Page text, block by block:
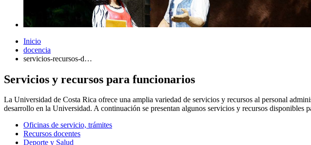
Inicio
docencia
servicios-recursos-d…
Servicios y recursos para funcionarios
La Universidad de Costa Rica ofrece una amplia variedad de servicios y recursos al personal
desarrollo en la Universidad. A continuación se presentan algunos servicios y recursos disponibles
Oficinas de servicio, trámites
Recursos docentes
Deporte y Salud